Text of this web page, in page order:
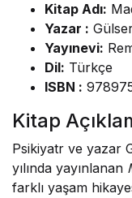
Kitap Adı:
Yazar :
Yayınevi:
Dil: Türkçe
ISBN :
Kitap
Psikiyatr ve yazar
yılında yayınlanan
farklı yaşam